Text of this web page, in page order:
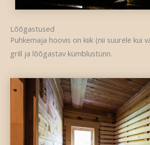
Lõõgastused
Puhkemaja hoovis on kiik (nii suurele kui
grill ja lõõgastav kümblustünn.